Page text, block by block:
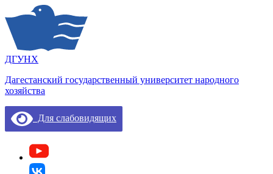
ДГУНХ
Дагестанский государственный университет народного
хозяйства
Для слабовидящих